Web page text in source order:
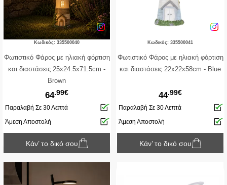
Κωδικός: 335500040
Φωτιστικό Φάρος με ηλιακή φόρτιση
και διαστάσεις 25x24.5x71.5cm -
Brown
64.99€
Παραλαβή Σε 30 Λεπτά
Άμεση Αποστολή
Κάν’ το δικό σου
Κωδικός: 335500041
Φωτιστικό Φάρος με ηλιακή φόρτιση
και διαστάσεις 22x22x58cm - Βlue
44.99€
Παραλαβή Σε 30 Λεπτά
Άμεση Αποστολή
Κάν’ το δικό σου